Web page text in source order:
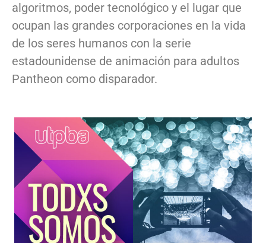
algoritmos, poder tecnológico y el lugar que
ocupan las grandes corporaciones en la vida
de los seres humanos con la serie
estadounidense de animación para adultos
Pantheon como disparador.